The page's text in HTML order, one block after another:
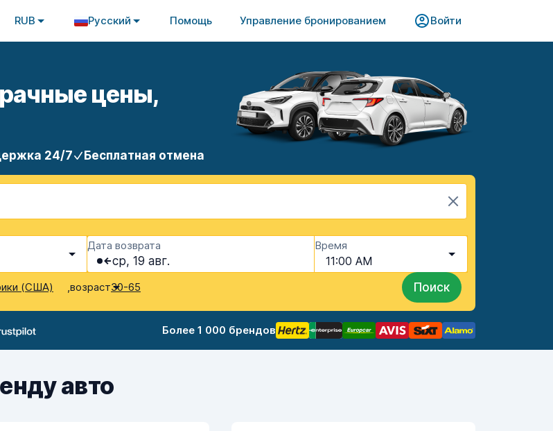
RUB Русский Помощь Управление бронированием​​ Войти
цены,
24/7 Бесплатная отмена
Дата возврата
ср, 19 авг.
Время
11:00 AM
(США) ,возраст30-65 Поиск
Более 1 000 брендов
авто